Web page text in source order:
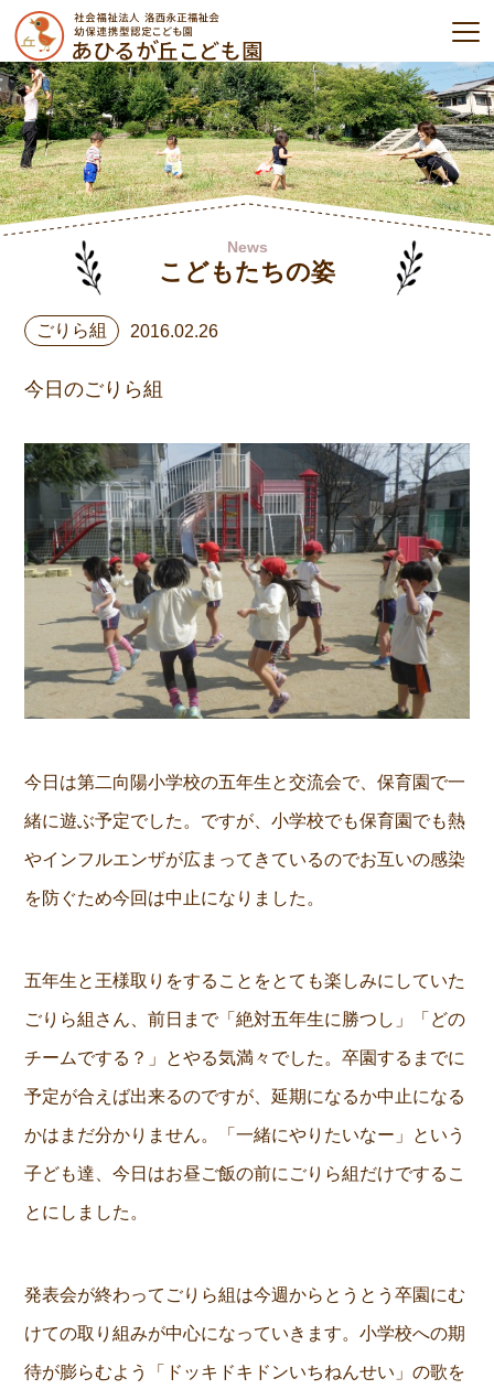
News
こどもたちの姿
ごりら組 2016.02.26
今日のごりら組
今日は第二向陽小学校の五年生と交流会で、保育園で一
緒に遊ぶ予定でした。ですが、小学校でも保育園でも熱
やインフルエンザが広まってきているのでお互いの感染
を防ぐため今回は中止になりました。
五年生と王様取りをすることをとても楽しみにしていた
ごりら組さん、前日まで「絶対五年生に勝つし」「どの
チームでする？」とやる気満々でした。卒園するまでに
予定が合えば出来るのですが、延期になるか中止になる
かはまだ分かりません。「一緒にやりたいなー」という
子ども達、今日はお昼ご飯の前にごりら組だけでするこ
とにしました。
発表会が終わってごりら組は今週からとうとう卒園にむ
けての取り組みが中心になっていきます。小学校への期
待が膨らむよう「ドッキドキドンいちねんせい」の歌を